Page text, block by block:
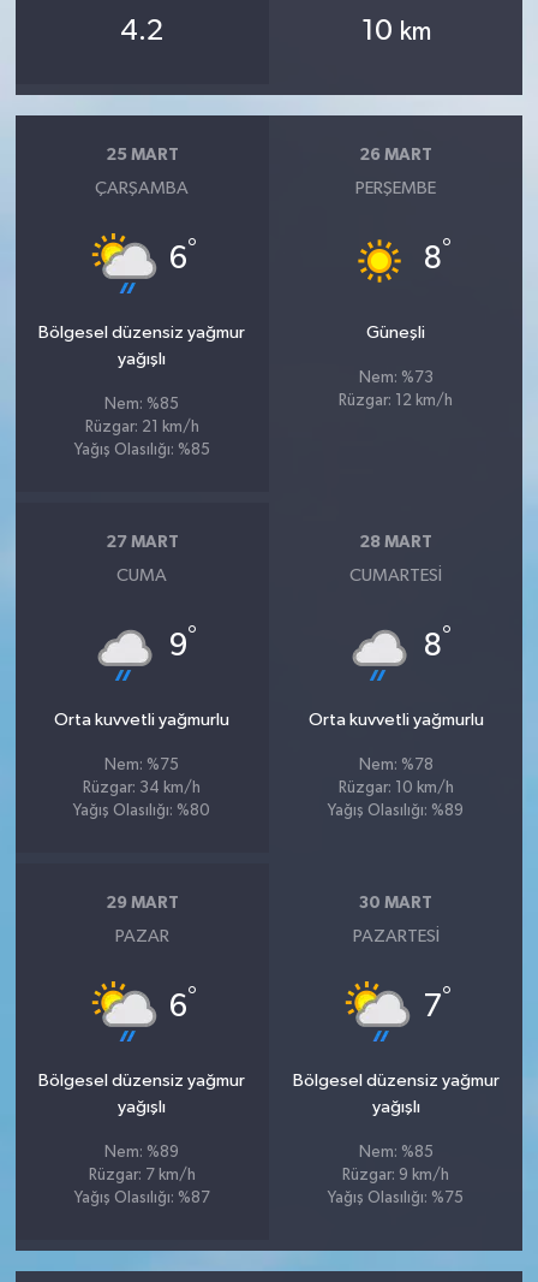
4.2 10 km
25 MART
ÇARŞAMBA
6°
Bölgesel düzensiz yağmur
yağışlı
Nem: %85
Rüzgar: 21 km/h
Yağış Olasılığı: %85
26 MART
PERŞEMBE
8°
Güneşli
Nem: %73
Rüzgar: 12 km/h
27 MART
CUMA
9°
Orta kuvvetli yağmurlu
Nem: %75
Rüzgar: 34 km/h
Yağış Olasılığı: %80
28 MART
CUMARTESI
8°
Orta kuvvetli yağmurlu
Nem: %78
Rüzgar: 10 km/h
Yağış Olasılığı: %89
29 MART
PAZAR
6°
Bölgesel düzensiz yağmur
yağışlı
Nem: %89
Rüzgar: 7 km/h
Yağış Olasılığı: %87
30 MART
PAZARTESI
7°
Bölgesel düzensiz yağmur
yağışlı
Nem: %85
Rüzgar: 9 km/h
Yağış Olasılığı: %75